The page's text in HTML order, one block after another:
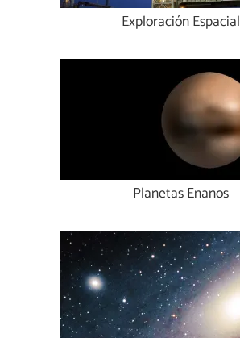
Exploración Espacial
Planetas Enanos